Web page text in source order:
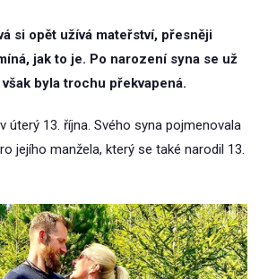
si opět užívá mateřství, přesněji
jak to je. Po narození syna se už
byla trochu překvapená.
úterý 13. října. Svého syna pojmenovala
jejího manžela, který se také narodil 13.